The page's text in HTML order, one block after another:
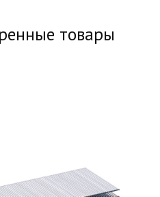
товары